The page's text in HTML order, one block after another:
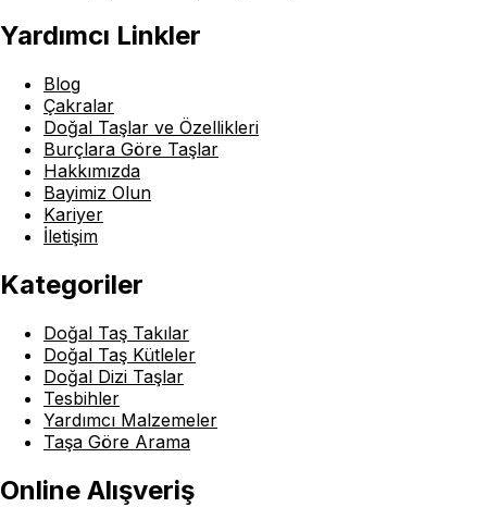
Yardımcı Linkler
Blog
Çakralar
Doğal Taşlar ve Özellikleri
Burçlara Göre Taşlar
Hakkımızda
Bayimiz Olun
Kariyer
İletişim
Kategoriler
Doğal Taş Takılar
Doğal Taş Kütleler
Doğal Dizi Taşlar
Tesbihler
Yardımcı Malzemeler
Taşa Göre Arama
Online Alışveriş